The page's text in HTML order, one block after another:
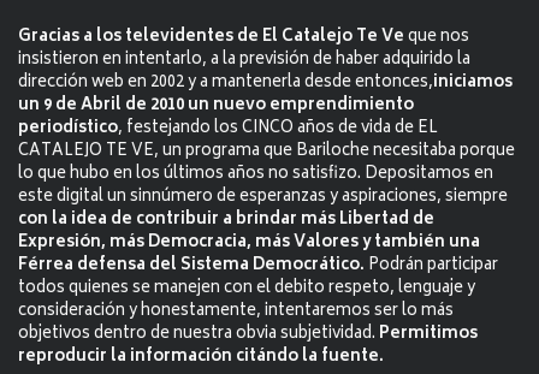
Gracias a los televidentes de El Catalejo Te Veque nos
insistieron en intentarlo, a la previsión de haber adquirido la
dirección web en 2002 y a mantenerla desde entonces,iniciamos
un 9 de Abril de 2010 un nuevo emprendimiento
periodístico, festejando los CINCO años de vida de EL
CATALEJO TE VE, un programa que Bariloche necesitaba porque
lo que hubo en los últimos años no satisfizo. Depositamos en
este digital un sinnúmero de esperanzas y aspiraciones, siempre
con la idea de contribuir a brindar más Libertad de
Expresión, más Democracia, más Valores y también una
Férrea defensa del Sistema Democrático. Podrán participar
todos quienes se manejen con el debito respeto, lenguaje y
consideración y honestamente, intentaremos ser lo más
objetivos dentro de nuestra obvia subjetividad. Permitimos
reproducir la información citándo la fuente.